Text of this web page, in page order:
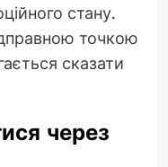
стану.
точкою
сказати
через